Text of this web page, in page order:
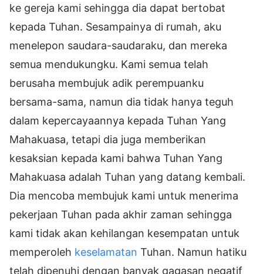
ke gereja kami sehingga dia dapat bertobat
kepada Tuhan. Sesampainya di rumah, aku
menelepon saudara-saudaraku, dan mereka
semua mendukungku. Kami semua telah
berusaha membujuk adik perempuanku
bersama-sama, namun dia tidak hanya teguh
dalam kepercayaannya kepada Tuhan Yang
Mahakuasa, tetapi dia juga memberikan
kesaksian kepada kami bahwa Tuhan Yang
Mahakuasa adalah Tuhan yang datang kembali.
Dia mencoba membujuk kami untuk menerima
pekerjaan Tuhan pada akhir zaman sehingga
kami tidak akan kehilangan kesempatan untuk
memperoleh keselamatan Tuhan. Namun hatiku
telah dipenuhi dengan banyak gagasan negatif